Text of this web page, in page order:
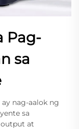
Pag-
sa
nag-aalok ng
sa
at